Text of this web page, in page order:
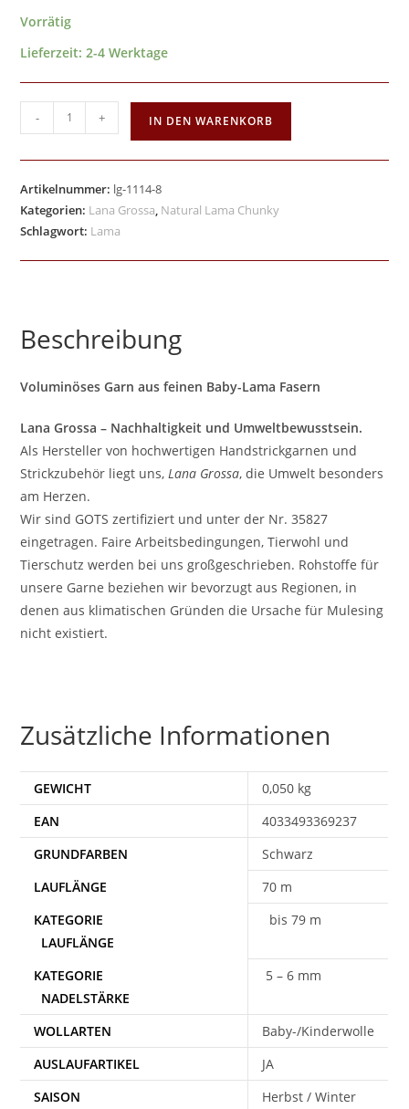
Vorrätig
Lieferzeit:2-4 Werktage
- + IN DEN WARENKORB
Artikelnummer: lg-1114-8
Kategorien: Lana Grossa, Natural Lama Chunky
Schlagwort: Lama
Beschreibung
Voluminöses Garn aus feinen Baby-Lama Fasern
Lana Grossa – Nachhaltigkeit und Umweltbewusstsein.
Als Hersteller von hochwertigen Handstrickgarnen und
Strickzubehör liegt uns,Lana Grossa, die Umwelt besonders
am Herzen.
Wir sind GOTS zertifiziert und unter der Nr. 35827
eingetragen. Faire Arbeitsbedingungen, Tierwohl und
Tierschutz werden bei uns großgeschrieben. Rohstoffe für
unsere Garne beziehen wir bevorzugt aus Regionen, in
denen aus klimatischen Gründen die Ursache für Mulesing
nicht existiert.
Zusätzliche Informationen
GEWICHT
0,050 kg
EAN
4033493369237
Schwarz
70 m
bis 79 m
5 – 6 mm
WOLLARTEN
Baby-/Kinderwolle
AUSLAUFARTIKEL
JA
SAISON
Herbst / Winter